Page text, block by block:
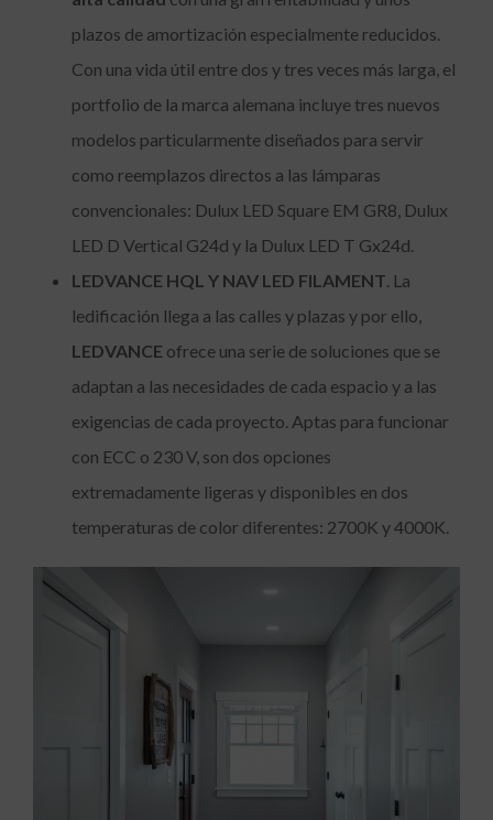
plazos de amortización especialmente reducidos.
Con una vida útil entre dos y tres veces más larga, el
portfolio de la marca alemana incluye tres nuevos
modelos particularmente diseñados para servir
como reemplazos directos a las lámparas
convencionales: Dulux LED Square EM GR8, Dulux
LED D Vertical G24d y la Dulux LED T Gx24d.
LEDVANCE HQL Y NAV LED FILAMENT. La
ledificación llega a las calles y plazas y por ello,
LEDVANCE ofrece una serie de soluciones que se
adaptan a las necesidades de cada espacio y a las
exigencias de cada proyecto. Aptas para funcionar
con ECC o 230 V, son dos opciones
extremadamente ligeras y disponibles en dos
temperaturas de color diferentes: 2700K y 4000K.